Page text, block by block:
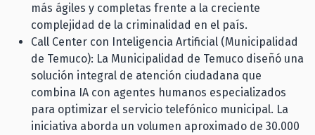
más ágiles y completas frente a la creciente
complejidad de la criminalidad en el país.
Call Center con Inteligencia Artificial (Municipalidad
de Temuco): La Municipalidad de Temuco diseñó una
solución integral de atención ciudadana que
combina IA con agentes humanos especializados
para optimizar el servicio telefónico municipal. La
iniciativa aborda un volumen aproximado de 30.000